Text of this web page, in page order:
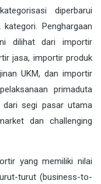
diperbarui
Penghargaan
dilihat dari importir
jasa, importir produk
UKM, dan importir
primaduta
dari segi pasar utama
dan challenging
yang memiliki nilai
turut (business-to-